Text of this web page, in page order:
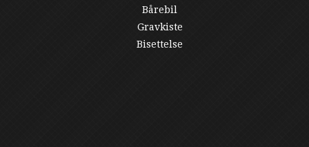
Bårebil
Gravkiste
Bisettelse